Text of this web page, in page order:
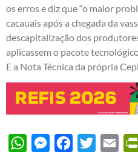
os erros e diz que “o maior
cacauais após a chegada da
descapitalização dos
aplicassem o pacote
E a Nota Técnica da própria
WhatsAppMessengerFacebook
Twitter